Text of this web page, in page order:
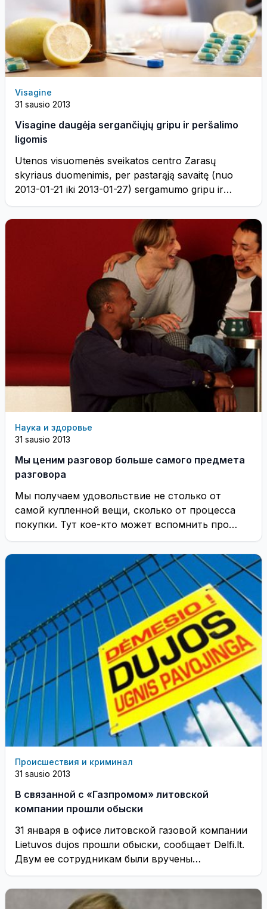
Visagine
31 sausio 2013
Visagine daugėja sergančiųjų gripu ir peršalimo
ligomis
Utenos visuomenės sveikatos centro Zarasų
skyriaus duomenimis, per pastarąją savaitę (nuo
2013-01-21 iki 2013-01-27) sergamumo gripu ir
ūmiomis viršutinių kvėpavimo ...
Наука и здоровье
31 sausio 2013
Мы ценим разговор больше самого предмета
разговора
Мы получаем удовольствие не столько от
самой купленной вещи, сколько от процесса
покупки. Тут кое-кто может вспомнить про
лечение депрессии ...
Происшествия и криминал
31 sausio 2013
В связанной с «Газпромом» литовской
компании прошли обыски
31 января в офисе литовской газовой компании
Lietuvos dujos прошли обыски, сообщает Delfi.lt.
Двум ее сотрудникам были вручены
«сообщения о ...